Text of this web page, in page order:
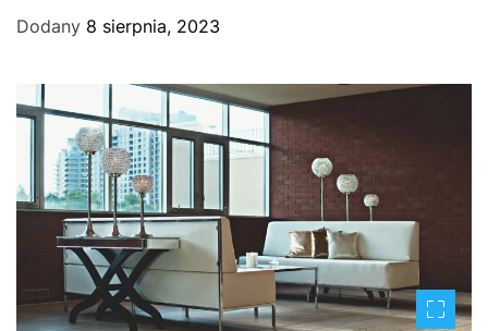
Dodany 8 sierpnia, 2023